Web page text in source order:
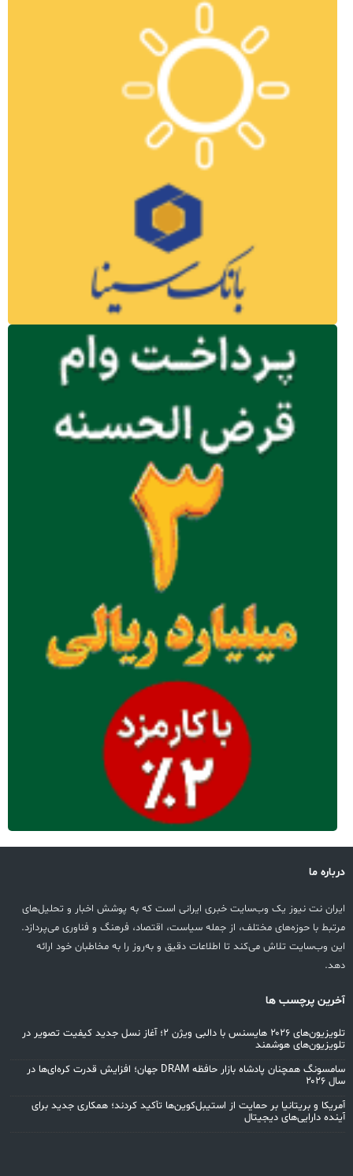
درباره ما
ایران نت نیوز یک وب‌سایت خبری ایرانی است که به پوشش اخبار و تحلیل‌های
مرتبط با حوزه‌های مختلف، از جمله سیاست، اقتصاد، فرهنگ و فناوری می‌پردازد.
این وب‌سایت تلاش می‌کند تا اطلاعات دقیق و به‌روز را به مخاطبان خود ارائه
دهد.
آخرین پرچسب ها
تلویزیون‌های ۲۰۲۶ هایسنس با دالبی ویژن ۲؛ آغاز نسل جدید کیفیت تصویر در
تلویزیون‌های هوشمند
سامسونگ همچنان پادشاه بازار حافظه DRAM جهان؛ افزایش قدرت کره‌ای‌ها در
سال ۲۰۲۶
آمریکا و بریتانیا بر حمایت از استیبل‌کوین‌ها تأکید کردند؛ همکاری جدید برای
آینده دارایی‌های دیجیتال